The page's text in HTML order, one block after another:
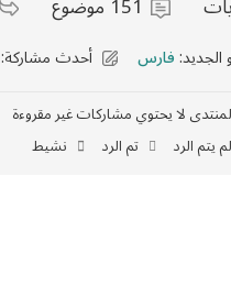
الجديد:فارس أحدث مشاركة:
لا يحتوي مشاركات غير مقروءة
لم يتم الرد تم الرد نشيط